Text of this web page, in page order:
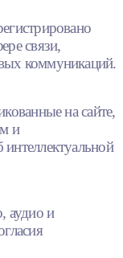
связи,
коммуникаций.
на сайте,
и
аудио и